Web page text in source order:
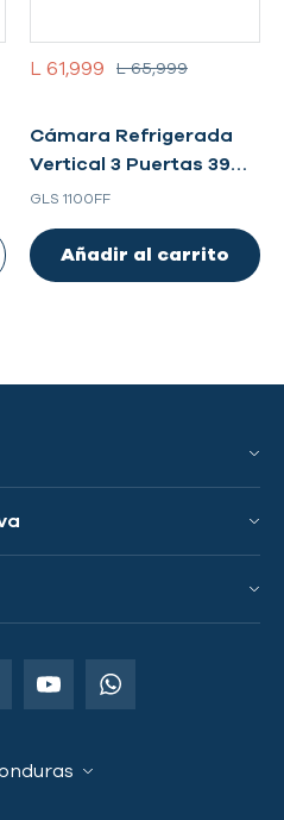
L 61,999 L 65,999
Cámara Refrigerada
Vertical 3 Puertas 39
pies³ | Modelo GLS
GLS 1100FF
Añadir al carrito